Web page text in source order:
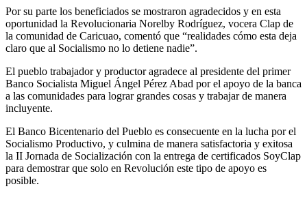
Por su parte los beneficiados se mostraron agradecidos y en esta
oportunidad la Revolucionaria Norelby Rodríguez, vocera Clap de
la comunidad de Caricuao, comentó que “realidades cómo esta deja
claro que al Socialismo no lo detiene nadie”.
El pueblo trabajador y productor agradece al presidente del primer
Banco Socialista Miguel Ángel Pérez Abad por el apoyo de la banca
a las comunidades para lograr grandes cosas y trabajar de manera
incluyente.
El Banco Bicentenario del Pueblo es consecuente en la lucha por el
Socialismo Productivo, y culmina de manera satisfactoria y exitosa
la II Jornada de Socialización con la entrega de certificados SoyClap
para demostrar que solo en Revolución este tipo de apoyo es
posible.